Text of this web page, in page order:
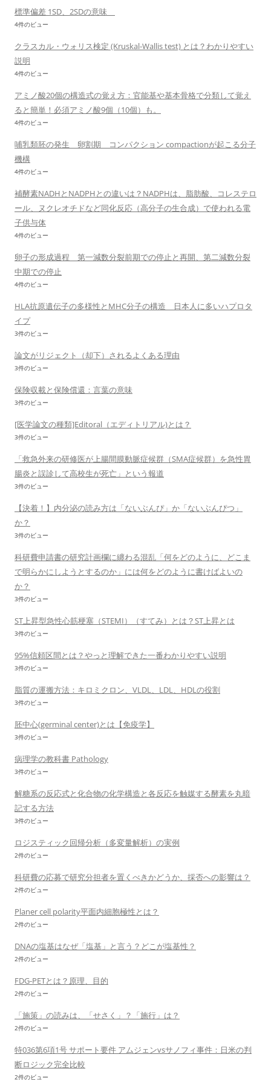
標準偏差 1SD、2SDの意味
4件のビュー
クラスカル・ウォリス検定 (Kruskal-Wallis test) とは？わかりやすい
説明
4件のビュー
アミノ酸20個の構造式の覚え方：官能基や基本骨格で分類して覚え
ると簡単！必須アミノ酸9個（10個）も。
4件のビュー
哺乳類胚の発生 卵割期 コンパクション compactionが起こる分子
機構
4件のビュー
補酵素NADHとNADPHとの違いは？NADPHは、脂肪酸、コレステロ
ール、ヌクレオチドなど同化反応（高分子の生合成）で使われる電
子供与体
4件のビュー
卵子の形成過程 第一減数分裂前期での停止と再開、第二減数分裂
中期での停止
4件のビュー
HLA抗原遺伝子の多様性とMHC分子の構造 日本人に多いハプロタ
イプ
3件のビュー
論文がリジェクト（却下）されるよくある理由
3件のビュー
保険収載と保険償還：言葉の意味
3件のビュー
[医学論文の種類]Editoral（エディトリアル)とは？
3件のビュー
「救急外来の研修医が上腸間膜動脈症候群（SMA症候群）を急性胃
腸炎と誤診して高校生が死亡」という報道
3件のビュー
【決着！】内分泌の読み方は「ないぶんぴ」か「ないぶんぴつ」
か？
3件のビュー
科研費申請書の研究計画欄に纏わる混乱「何をどのように、どこま
で明らかにしようとするのか」には何をどのように書けばよいの
か？
3件のビュー
ST上昇型急性心筋梗塞（STEMI）（すてみ）とは？ST上昇とは
3件のビュー
95%信頼区間とは？やっと理解できた一番わかりやすい説明
3件のビュー
脂質の運搬方法：キロミクロン、VLDL、LDL、HDLの役割
3件のビュー
胚中心(germinal center)とは【免疫学】
3件のビュー
病理学の教科書 Pathology
3件のビュー
解糖系の反応式と化合物の化学構造と各反応を触媒する酵素を丸暗
記する方法
3件のビュー
ロジスティック回帰分析（多変量解析）の実例
2件のビュー
科研費の応募で研究分担者を置くべきかどうか、採否への影響は？
2件のビュー
Planer cell polarity平面内細胞極性とは？
2件のビュー
DNAの塩基はなぜ「塩基」と言う？どこが塩基性？
2件のビュー
FDG-PETとは？原理、目的
2件のビュー
「施策」の読みは、「せさく」？「施行」は？
2件のビュー
特036第6項1号 サポート要件 アムジェンvsサノフィ事件：日米の判
断ロジック完全比較
2件のビュー